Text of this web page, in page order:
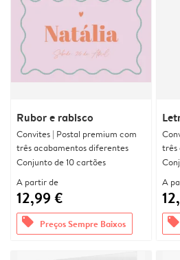
Rubor e rabisco
Convites | Postal premium com
três acabamentos diferentes
Conjunto de 10 cartões
A partir de
12,99 €
offers Preços Sempre Baixos
três
A
offers